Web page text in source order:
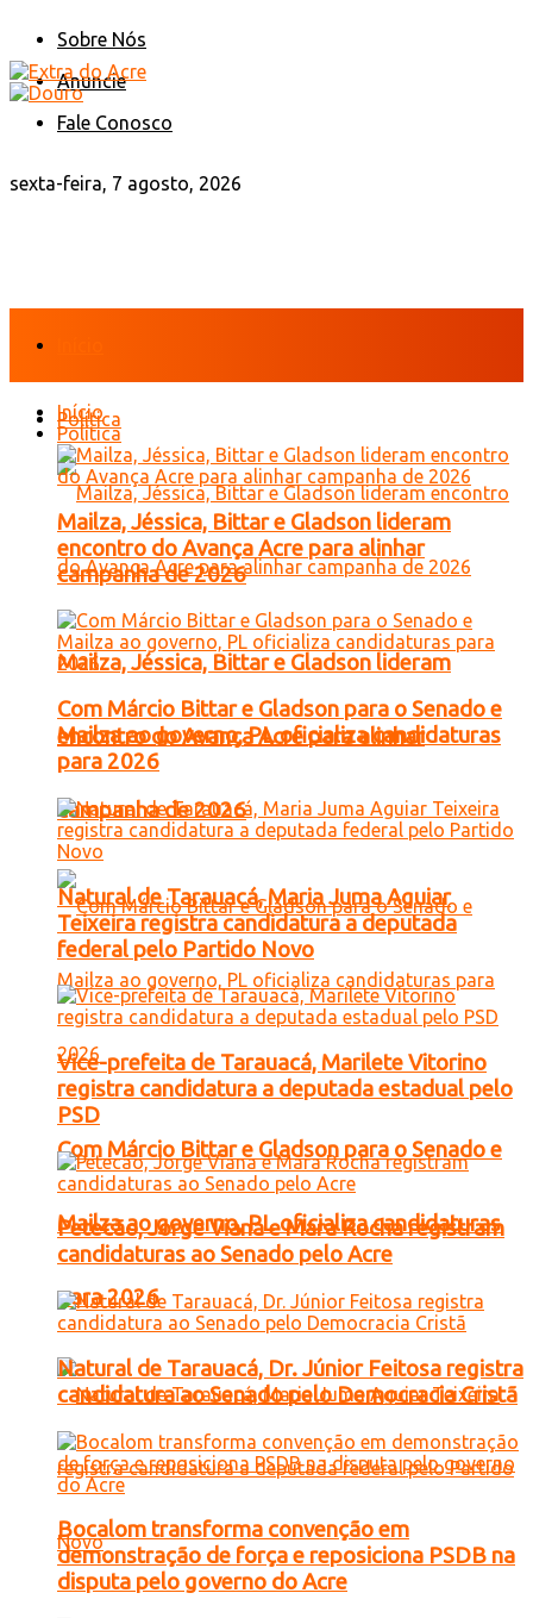
Sobre Nós
Anuncie
Fale Conosco
sexta-feira, 7 agosto, 2026
Política
Mailza, Jéssica, Bittar e Gladson lideram
encontro do Avança Acre para alinhar
campanha de 2026
Com Márcio Bittar e Gladson para o Senado e
Mailza ao governo, PL oficializa candidaturas
para 2026
Início
Política
Mailza, Jéssica, Bittar e Gladson lideram
encontro do Avança Acre para alinhar
campanha de 2026
Com Márcio Bittar e Gladson para o Senado e
Mailza ao governo, PL oficializa candidaturas
para 2026
Natural de Tarauacá, Maria Juma Aguiar
Teixeira registra candidatura a deputada
federal pelo Partido Novo
Vice-prefeita de Tarauacá, Marilete Vitorino
registra candidatura a deputada estadual pelo
PSD
Petecão, Jorge Viana e Mara Rocha registram
candidaturas ao Senado pelo Acre
Natural de Tarauacá, Dr. Júnior Feitosa registra
candidatura ao Senado pelo Democracia Cristã
Bocalom transforma convenção em
demonstração de força e reposiciona PSDB na
disputa pelo governo do Acre